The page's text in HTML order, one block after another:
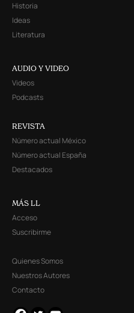
Historia
Ideas
Literatura
AUDIO Y VIDEO
Videos
Podcasts
REVISTA
Número actual México
Número actual España
Destacados
MÁS LL
Acceso
Suscribirme
Quienes Somos
Nuestros Autores
Contacto